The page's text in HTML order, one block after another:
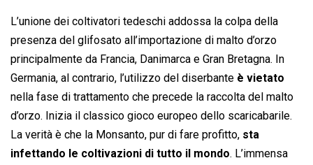
L’unione dei coltivatori tedeschi addossa la colpa della
presenza del glifosato all’importazione di malto d’orzo
principalmente da Francia, Danimarca e Gran Bretagna. In
Germania, al contrario, l’utilizzo del diserbante è vietato
nella fase di trattamento che precede la raccolta del malto
d’orzo. Inizia il classico gioco europeo dello scaricabarile.
La verità è che la Monsanto, pur di fare profitto, sta
infettando le coltivazioni di tutto il mondo. L’immensa